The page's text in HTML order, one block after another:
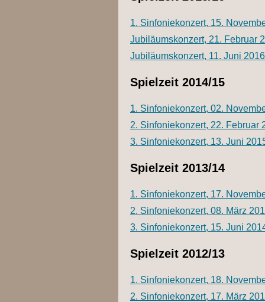
1. Sinfoniekonzert, 15.
Jubiläumskonzert, 21. Februar
Jubiläumskonzert, 11. Juni 2016
Spielzeit 2014/15
1. Sinfoniekonzert, 02.
2. Sinfoniekonzert, 22. Februar
3. Sinfoniekonzert, 13. Juni
Spielzeit 2013/14
1. Sinfoniekonzert, 17.
2. Sinfoniekonzert, 08. März
3. Sinfoniekonzert, 15. Juni
Spielzeit 2012/13
1. Sinfoniekonzert, 18.
2. Sinfoniekonzert, 17. März